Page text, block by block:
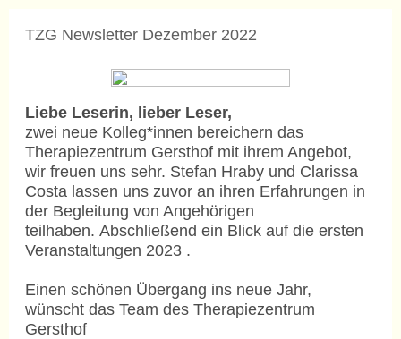
TZG Newsletter Dezember 2022
Liebe Leserin, lieber Leser,
zwei neue Kolleg*innen bereichern das
Therapiezentrum Gersthof mit ihrem Angebot,
wir freuen uns sehr. Stefan Hraby und Clarissa
Costa lassen uns zuvor an ihren Erfahrungen in
der Begleitung von Angehörigen
teilhaben. Abschließend ein Blick auf die ersten
Veranstaltungen 2023 .
Einen schönen Übergang ins neue Jahr,
wünscht das Team des Therapiezentrum
Gersthof